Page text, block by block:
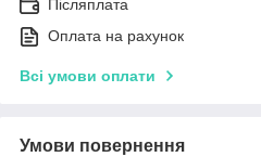
Післяплата
Оплата на рахунок
Всі умови оплати
Умови повернення